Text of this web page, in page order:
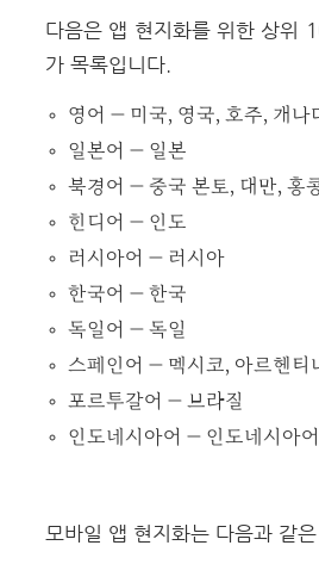
다음은 앱 현지화를 위한 상위
가 목록입니다.
영어 — 미국, 영국, 호주, 캐나
일본어 — 일본
북경어 — 중국 본토, 대만, 홍
힌디어 — 인도
러시아어 — 러시아
한국어 — 한국
독일어 — 독일
스페인어 — 멕시코, 아르헨티
포르투갈어 — 브라질
인도네시아어 — 인도네시아어
모바일 앱 현지화는 다음과 같